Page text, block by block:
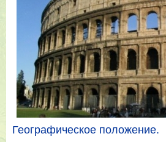
Географическое положение.